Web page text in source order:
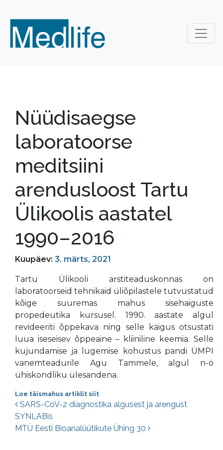
Nüüdisaegse
laboratoorse
meditsiini
arendusloost Tartu
Ülikoolis aastatel
1990–2016
Kuupäev: 3. märts, 2021
Tartu Ülikooli arstiteaduskonnas on
laboratoorseid tehnikaid üliõpilastele tutvustatud
kõige suuremas mahus sisehaiguste
propedeutika kursusel. 1990. aastate algul
revideeriti õppekava ning selle käigus otsustati
luua iseseisev õppeaine – kliiniline keemia. Selle
kujundamise ja lugemise kohustus pandi ÜMPI
vanemteadurile Agu Tammele, algul n-ö
ühiskondliku ülesandena.
Loe täismahus artiklit siit
Postituste navigatsioon
SARS-CoV-2 diagnostika algusest ja arengust
SYNLABis
MTÜ Eesti Bioanalüütikute Ühing 30